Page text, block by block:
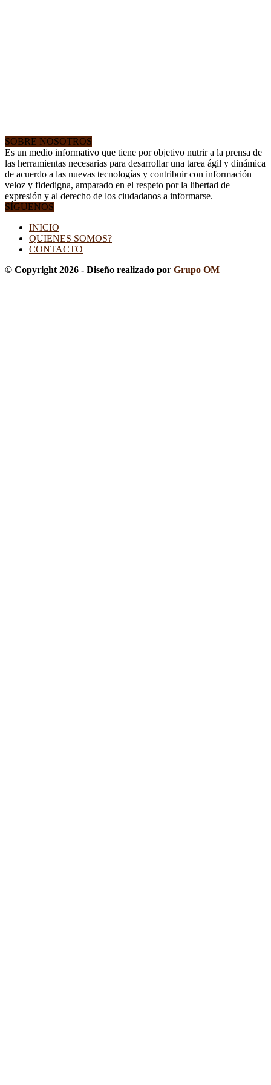
SOBRE NOSOTROS
Es un medio informativo que tiene por objetivo nutrir a la prensa de
las herramientas necesarias para desarrollar una tarea ágil y dinámica
de acuerdo a las nuevas tecnologías y contribuir con información
veloz y fidedigna, amparado en el respeto por la libertad de
expresión y al derecho de los ciudadanos a informarse.
SÍGUENOS
INICIO
QUIENES SOMOS?
CONTACTO
© Copyright 2026 - Diseño realizado por Grupo OM